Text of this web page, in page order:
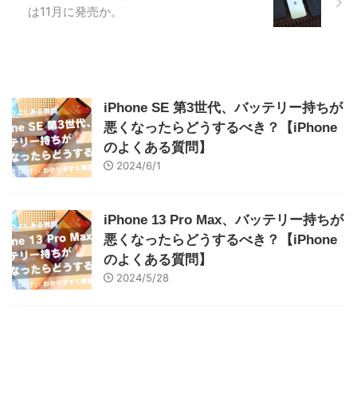
は11月に発売か。
iPhone SE 第3世代、バッテリー持ちが
悪くなったらどうするべき？【iPhone
のよくある質問】
2024/6/1
iPhone 13 Pro Max、バッテリー持ちが
悪くなったらどうするべき？【iPhone
のよくある質問】
2024/5/28